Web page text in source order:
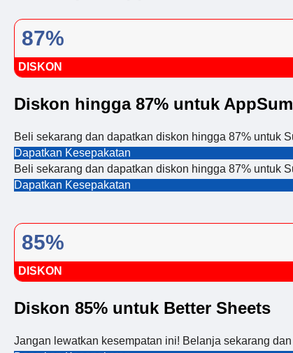
87%
DISKON
Diskon hingga 87% untuk
Beli sekarang dan dapatkan diskon hingga 87% untuk
Dapatkan Kesepakatan
Beli sekarang dan dapatkan diskon hingga 87% untuk
Dapatkan Kesepakatan
85%
DISKON
Diskon 85% untuk Better Sheets
Jangan lewatkan kesempatan ini! Belanja sekarang